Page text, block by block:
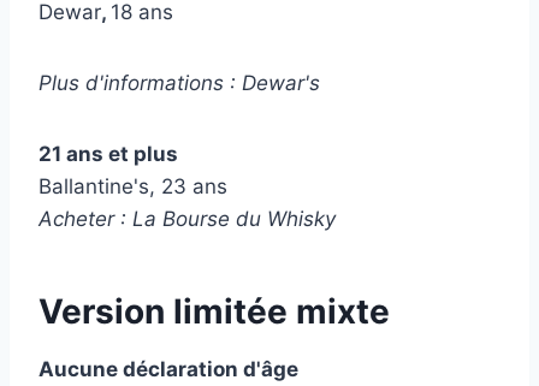
Dewar, 18 ans
Plus d'informations : Dewar's
21 ans et plus
Ballantine's, 23 ans
Acheter : La Bourse du Whisky
Version limitée mixte
Aucune déclaration d'âge